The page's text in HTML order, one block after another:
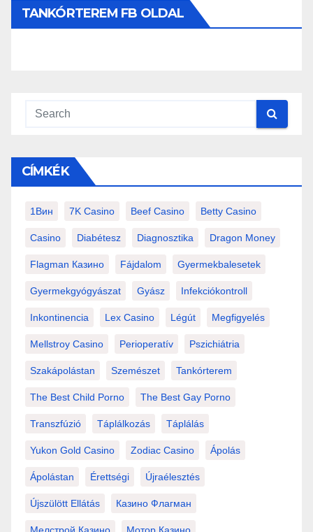
TANKÓRTEREM FB OLDAL
CÍMKÉK
1Вин 7K Casino Beef Casino Betty Casino
Casino Diabétesz Diagnosztika Dragon Money
Flagman Казино Fájdalom Gyermekbalesetek
Gyermekgyógyászat Gyász Infekciókontroll
Inkontinencia Lex Casino Légút Megfigyelés
Mellstroy Casino Perioperatív Pszichiátria
Szakápolástan Szemészet Tankórterem
The Best Child Porno The Best Gay Porno
Transzfúzió Táplálkozás Táplálás
Yukon Gold Casino Zodiac Casino Ápolás
Ápolástan Érettségi Újraélesztés
Újszülött Ellátás Казино Флагман
Мелстрой Казино Мотор Казино